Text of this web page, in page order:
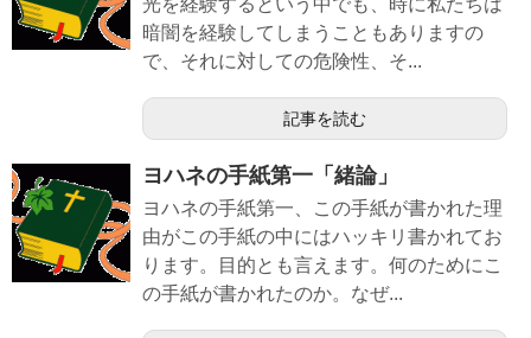
暗闇を経験してしまうこともありますの
で、それに対しての危険性、そ...
記事を読む
ヨハネの手紙第一「緒論」
ヨハネの手紙第一、この手紙が書かれた理
由がこの手紙の中にはハッキリ書かれてお
ります。目的とも言えます。何のためにこ
の手紙が書かれたのか。なぜ...